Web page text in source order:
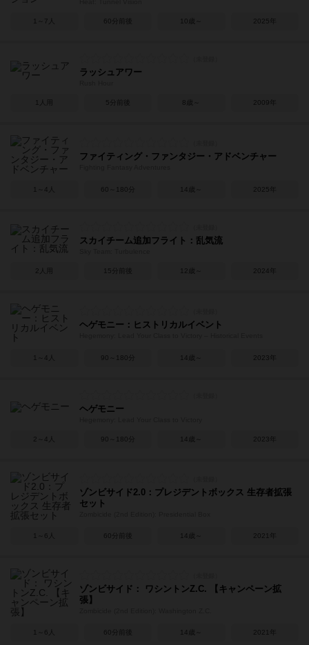
1～7人 60分前後 10歳～ 2025年
ラッシュアワー
1人用 5分前後 8歳～ 2009年
ファイティング・ファンタジー・アドベンチャー
1～4人 60～180分 14歳～ 2025年
スカイチーム追加フライト：乱気流
2人用 15分前後 12歳～ 2024年
ヘゲモニー：ヒストリカルイベント
1～4人 90～180分 14歳～ 2023年
ヘゲモニー
2～4人 90～180分 14歳～ 2023年
ゾンビサイド2.0：プレジデントボックス 生存者拡張
セット
1～6人 60分前後 14歳～ 2021年
ゾンビサイド： ワシントンZ.C. 【キャンペーン拡
張】
1～6人 60分前後 14歳～ 2021年